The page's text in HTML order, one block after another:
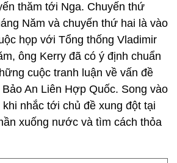
thăm tới Nga. Chuyến thứ
Năm và chuyến thứ hai là vào
họp với Tổng thống Vladimir
ông Kerry đã có ý định chuẩn
cuộc tranh luận về vấn đề
An Liên Hợp Quốc. Song vào
nhắc tới chủ đề xung đột tại
xuống nước và tìm cách thỏa